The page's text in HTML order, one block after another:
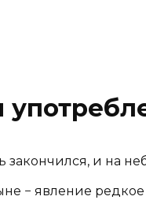
и на
− явление